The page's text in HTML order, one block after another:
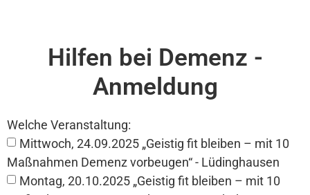
Hilfen bei Demenz -
Anmeldung
Welche Veranstaltung:
Mittwoch, 24.09.2025 „Geistig fit bleiben – mit 10
Maßnahmen Demenz vorbeugen“ - Lüdinghausen
Montag, 20.10.2025 „Geistig fit bleiben – mit 10